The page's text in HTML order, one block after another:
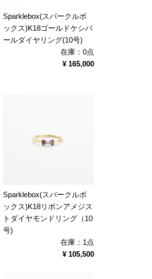
Sparklebox(スパークルボ
ックス)K18ゴールドケシパ
ールダイヤリング(10号)
在庫：0点
¥ 165,000
Sparklebox(スパークルボ
ックス)K18リボンアメジス
トダイヤモンドリング（10
号)
在庫：1点
¥ 105,500